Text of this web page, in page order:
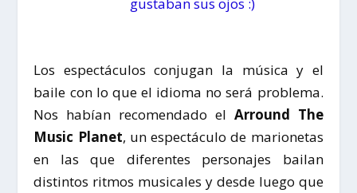
Los espectáculos conjugan la música y el
baile con lo que el idioma no será problema.
Nos habían recomendado el Arround The
Music Planet, un espectáculo de marionetas
en las que diferentes personajes bailan
distintos ritmos musicales y desde luego que